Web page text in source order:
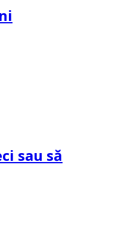
sau să